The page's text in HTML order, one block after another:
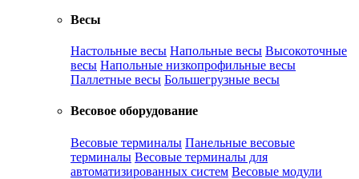
Весы
Настольные весы Напольные весы Высокоточные
весы Напольные низкопрофильные весы
Паллетные весы Большегрузные весы
Весовое оборудование
Весовые терминалы Панельные весовые
терминалы Весовые терминалы для
автоматизированных систем Весовые модули